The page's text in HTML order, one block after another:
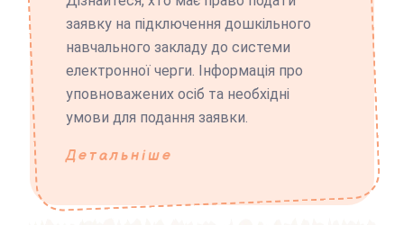
заявку на підключення дошкільного
навчального закладу до системи
електронної черги. Інформація про
уповноважених осіб та необхідні
умови для подання заявки.
Детальніше